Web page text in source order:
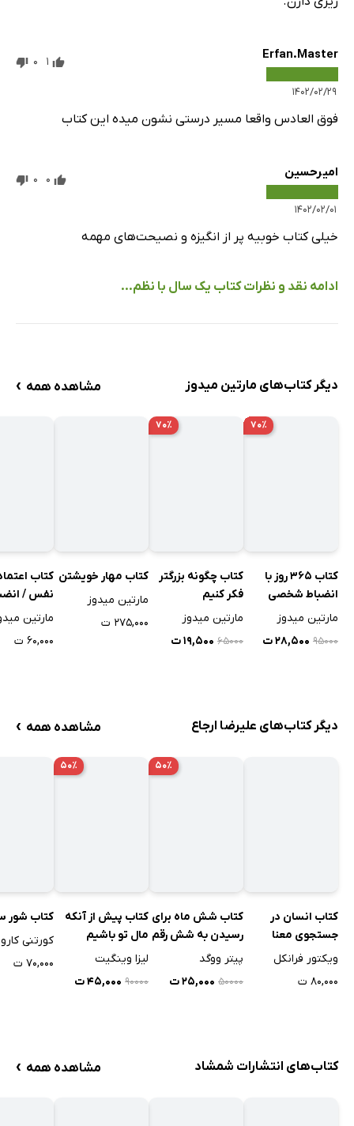
Erfan.Master
۱۴۰۲/۰۲/۲۹
1
0
فوق العادس واقعا مسیر درستی نشون میده این کتاب
امیرحسین
۱۴۰۲/۰۲/۰۱
0
0
خیلی کتاب خوبیه پر از انگیزه و نصیحت‌های مهمه
ادامه نقد و نظرات کتاب یک سال با نظم...
دیگر کتاب‌های مارتین میدوز مشاهده همه ›
۷۰٪
کتاب 365 روز با
انضباط شخصی
مارتین میدوز
۹۵۰۰۰ ۲۸,۵۰۰ ت
۷۰٪
کتاب چگونه بزرگتر
فکر کنیم
مارتین میدوز
۶۵۰۰۰ ۱۹,۵۰۰ ت
کتاب مهار خویشتن
مارتین میدوز
۲۷۵,۰۰۰ ت
کتاب
نفس /
شخصی در
مارتین
۶۰,۰۰۰ ت
دیگر کتاب‌های علیرضا ارجاع مشاهده همه ›
کتاب انسان در
جستجوی معنا
ویکتور فرانکل
۸۰,۰۰۰ ت
۵۰٪
کتاب شش ماه برای
رسیدن به شش رقم
پیتر ووگد
۵۰۰۰۰ ۲۵,۰۰۰ ت
۵۰٪
کتاب پیش از آنکه
مال تو باشیم
لیزا وینگیت
۹۰۰۰۰ ۴۵,۰۰۰ ت
کتاب شور
کورتنی
۷۰,۰۰۰ ت
کتاب‌های انتشارات شمشاد مشاهده همه ›